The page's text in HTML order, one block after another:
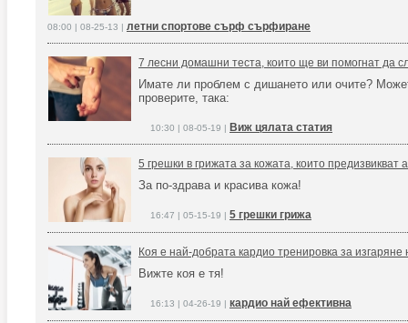
08:00 | 08-25-13 | летни спортове сърф сърфиране
7 лесни домашни теста, които ще ви помогнат да
Имате ли проблем с дишането или очите?
проверите, така:
10:30 | 08-05-19 | Виж цялата статия
5 грешки в грижата за кожата, които предизвикват
За по-здрава и красива кожа!
16:47 | 05-15-19 | 5 грешки грижа
Коя е най-добрата кардио тренировка за
Вижте коя е тя!
16:13 | 04-26-19 | кардио най ефективна